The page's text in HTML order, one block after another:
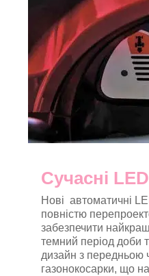
Сучасні
Нові автоматичні
повністю
забезпечити
темний період доби
дизайн з передньою
газонокосарки, що